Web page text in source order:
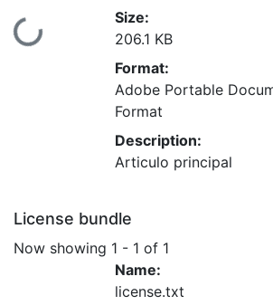
Loading...
Size:
206.1 KB
Format:
Adobe Portable
Format
Description:
Articulo principal
License bundle
Now showing 1 - 1 of 1
Name:
license.txt